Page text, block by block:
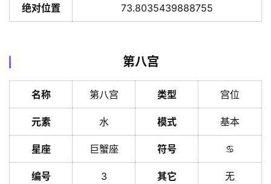
绝对位置 73.8035439888755
第八宫
名称 第八宫 类型 宫位
元素 水 模式 基本
星座 巨蟹座 符号 ♋️
编号 3 其它 无